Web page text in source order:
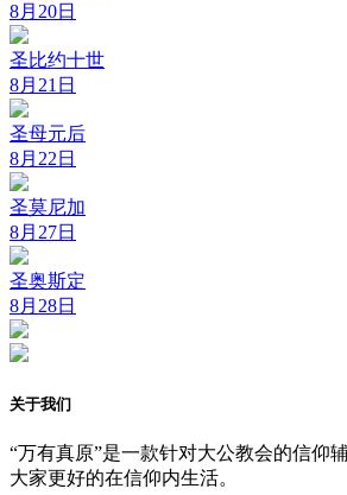
8月20日
圣比约十世
8月21日
圣母元后
8月22日
圣莫尼加
8月27日
圣奥斯定
8月28日
关于我们
“万有真原”是一款针对大公教会的信仰
大家更好的在信仰内生活。